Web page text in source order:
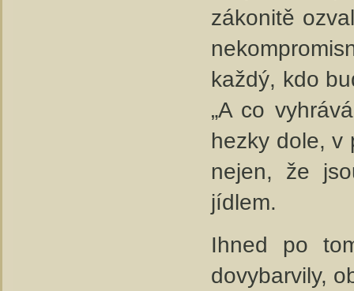
zákonitě
každý, kdo
„A co
hezky dole, v
nejen, že
jídlem.
Ihned po
dovybarvily,